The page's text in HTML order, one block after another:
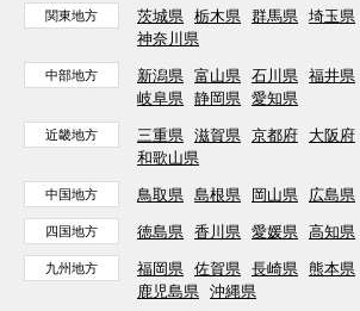
関東地方 茨城県 栃木県 群馬県 埼玉県
神奈川県
中部地方 新潟県 富山県 石川県 福井県
岐阜県 静岡県 愛知県
近畿地方 三重県 滋賀県 京都府 大阪府
和歌山県
中国地方 鳥取県 島根県 岡山県 広島県
四国地方 徳島県 香川県 愛媛県 高知県
九州地方 福岡県 佐賀県 長崎県 熊本県
鹿児島県 沖縄県